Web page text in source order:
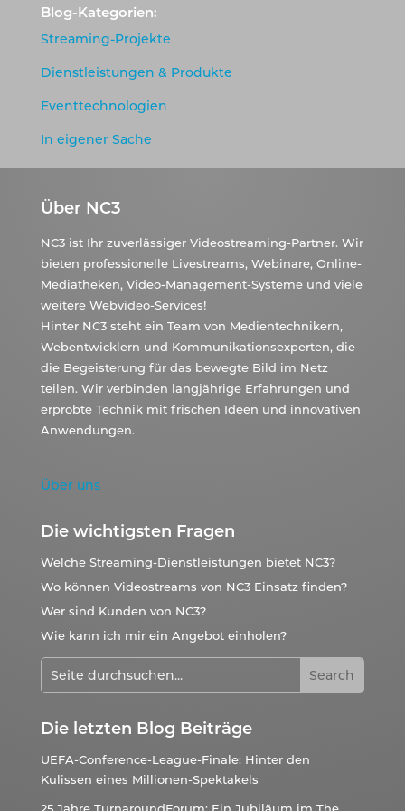
Blog-Kategorien:
Streaming-Projekte
Dienstleistungen & Produkte
Eventtechnologien
In eigener Sache
Über NC3
NC3 ist Ihr zuverlässiger Videostreaming-Partner. Wir
bieten professionelle Livestreams, Webinare, Online-
Mediatheken, Video-Management-Systeme und viele
weitere Webvideo-Services!
Hinter NC3 steht ein Team von Medientechnikern,
Webentwicklern und Kommunikationsexperten, die
die Begeisterung für das bewegte Bild im Netz
teilen. Wir verbinden langjährige Erfahrungen und
erprobte Technik mit frischen Ideen und innovativen
Anwendungen.
Über uns
Die wichtigsten Fragen
Welche Streaming-Dienstleistungen bietet NC3?
Wo können Videostreams von NC3 Einsatz finden?
Wer sind Kunden von NC3?
Wie kann ich mir ein Angebot einholen?
Die letzten Blog Beiträge
UEFA-Conference-League-Finale: Hinter den
Kulissen eines Millionen-Spektakels